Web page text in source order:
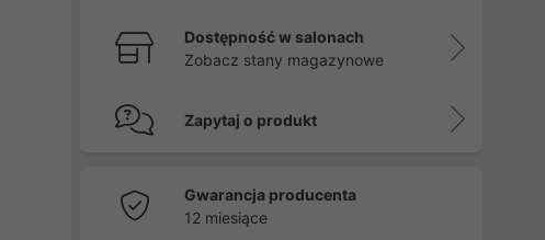
Dostępność w salonach
Zobacz stany magazynowe
Zapytaj o produkt
Gwarancja producenta
12 miesiące